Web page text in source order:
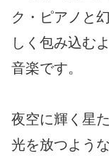
ク・ピアノと
しく包み込む
音楽です。
夜空に輝く星
光を放つよう